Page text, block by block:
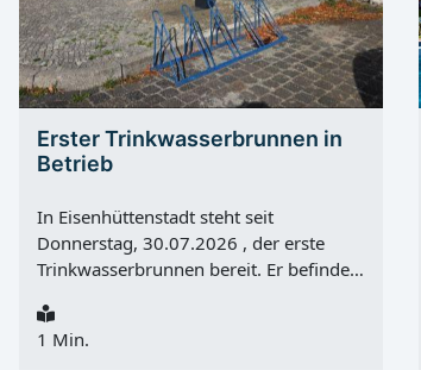
Erster Trinkwasserbrunnen in
Betrieb
In Eisenhüttenstadt steht seit
Donnerstag, 30.07.2026 , der erste
Trinkwasserbrunnen bereit. Er befindet
Rathaus in Fürstenberg (Oder) und
bietet an heißen Tagen eine kostenlose
1 Min.